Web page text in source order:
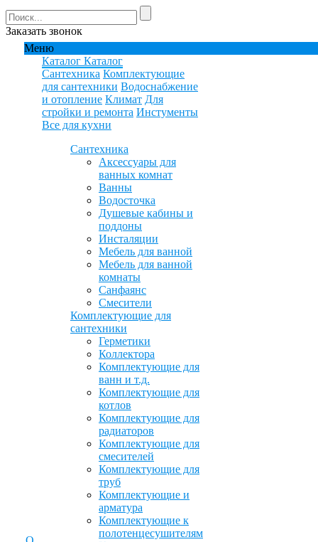
Заказать звонок
Меню
Каталог Каталог
Сантехника Комплектующие
для сантехники Водоснабжение
и отопление Климат Для
стройки и ремонта Инстументы
Все для кухни
Сантехника
Аксессуары для
ванных комнат
Ванны
Водосточка
Душевые кабины и
поддоны
Инсталяции
Мебель для ванной
Мебель для ванной
комнаты
Санфаянс
Смесители
Комплектующие для
сантехники
Герметики
Коллектора
Комплектующие для
ванн и т.д.
Комплектующие для
котлов
Комплектующие для
радиаторов
Комплектующие для
смесителей
Комплектующие для
труб
Комплектующие и
арматура
Комплектующие к
полотенцесушителям